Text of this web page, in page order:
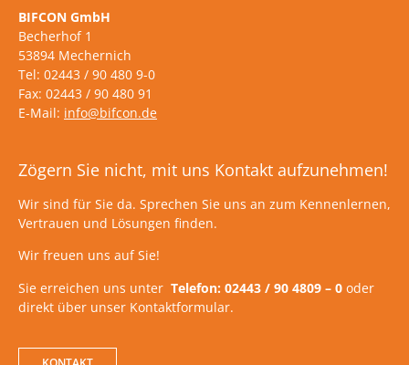
BIFCON GmbH
Becherhof 1
53894 Mechernich
Tel: 02443 / 90 480 9-0
Fax: 02443 / 90 480 91
E-Mail: info@bifcon.de
Zögern Sie nicht, mit uns Kontakt aufzunehmen!
Wir sind für Sie da. Sprechen Sie uns an zum Kennenlernen,
Vertrauen und Lösungen finden.
Wir freuen uns auf Sie!
Sie erreichen uns unter Telefon: 02443 / 90 4809 – 0 oder
direkt über unser Kontaktformular.